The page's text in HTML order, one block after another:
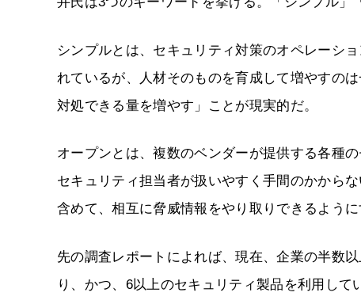
シンプルとは、セキュリティ対策のオペレーシ
れているが、人材そのものを育成して増やすの
対処できる量を増やす」ことが現実的だ。
オープンとは、複数のベンダーが提供する各種
セキュリティ担当者が扱いやすく手間のかから
含めて、相互に脅威情報をやり取りできるように
先の調査レポートによれば、現在、企業の半数
り、かつ、6以上のセキュリティ製品を利用し